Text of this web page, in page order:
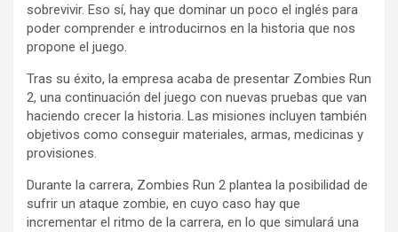
sobrevivir. Eso sí, hay que dominar un poco el inglés para
poder comprender e introducirnos en la historia que nos
propone el juego.
Tras su éxito, la empresa acaba de presentar Zombies Run
2, una continuación del juego con nuevas pruebas que van
haciendo crecer la historia. Las misiones incluyen también
objetivos como conseguir materiales, armas, medicinas y
provisiones.
Durante la carrera, Zombies Run 2 plantea la posibilidad de
sufrir un ataque zombie, en cuyo caso hay que
incrementar el ritmo de la carrera, en lo que simulará una